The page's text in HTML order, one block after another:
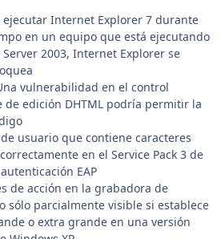
ejecutar Internet Explorer 7 durante
en un equipo que está ejecutando
2003, Internet Explorer se
vulnerabilidad en el control
de edición DHTML podría permitir la
usuario que contiene caracteres
en el Service Pack 3 de
EAP
de acción en la grabadora de
sólo parcialmente visible si establece
o extra grande en una versión